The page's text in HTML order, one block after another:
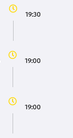
19:30
19:00
19:00